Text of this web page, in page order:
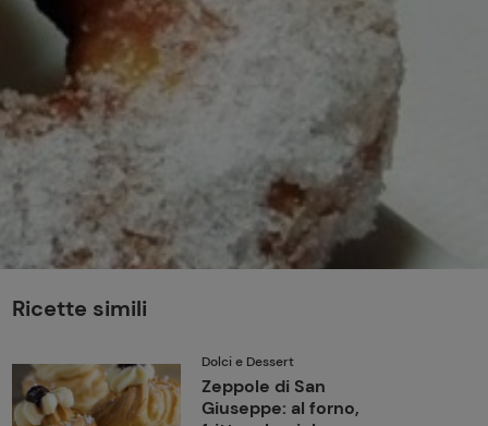
Finferli, animelle e
salsa ai frutti rossi
legna ed erbe da
usare
Ricette simili
Dolci e Dessert
Zeppole di San
Giuseppe: al forno,